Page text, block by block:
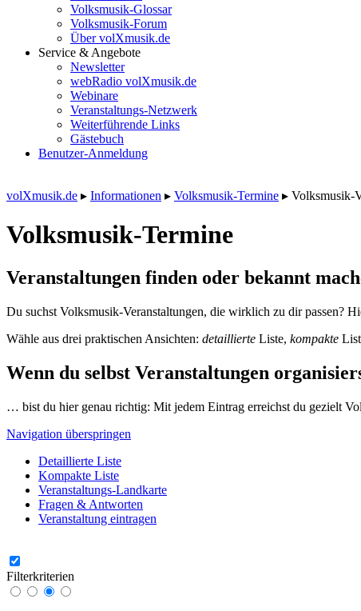
Volksmusik-Glossar
Volksmusik-Forum
Über volXmusik.de
Service & Angebote
Newsletter
webRadio volXmusik.de
Webinare
Veranstaltungs-Netzwerk
Weiterführende Links
Gästebuch
Benutzer-Anmeldung
volXmusik.de ▸ Informationen ▸ Volksmusik-Termine ▸ Volksmusik-
Volksmusik-Termine
Veranstaltungen finden oder bekannt
Du suchst Volksmusik-Veranstaltungen, die wirklich zu dir passen?
Wähle aus drei praktischen Ansichten: detaillierte Liste, kompakte
Wenn du selbst Veranstaltungen
… bist du hier genau richtig: Mit jedem Eintrag erreichst du gezielt
Navigation überspringen
Detaillierte Liste
Kompakte Liste
Veranstaltungs-Landkarte
Fragen & Antworten
Veranstaltung eintragen
Filterkriterien